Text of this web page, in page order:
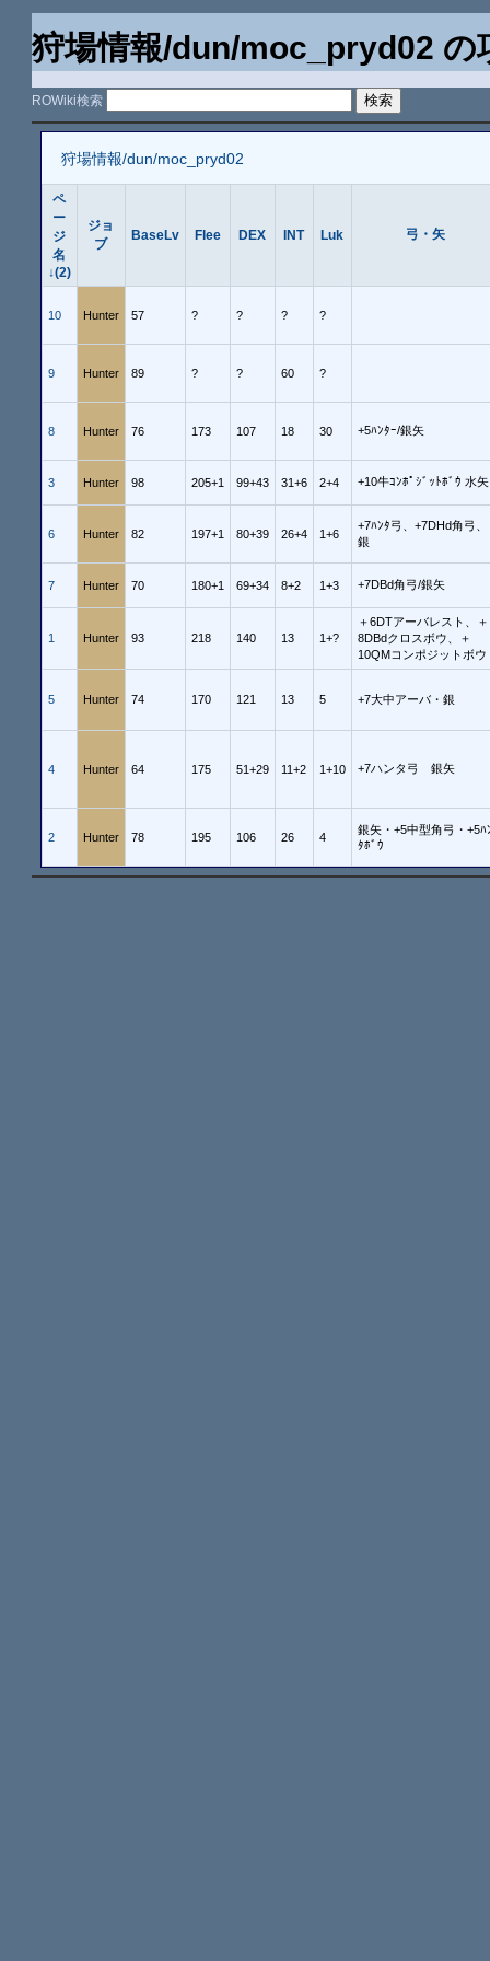
狩場情報/dun/moc_pryd02 の
ROWiki検索
狩場情報/dun/moc_pryd02
ペ
ー
ジ
名
↓(2)
ジョ
ブ
BaseLv Flee DEX INT Luk 弓・矢
10 Hunter 57 ? ? ? ?
9 Hunter 89 ? ? 60 ?
8 Hunter 76 173 107 18 30 +5ﾊﾝﾀｰ/銀矢
3 Hunter 98 205+1 99+43 31+6 2+4 +10牛ｺﾝﾎﾟｼﾞｯﾄﾎﾞｳ 水矢
6 Hunter 82 197+1 80+39 26+4 1+6
+7ﾊﾝﾀ弓、+7DHd角弓、
銀
7 Hunter 70 180+1 69+34 8+2 1+3 +7DBd角弓/銀矢
1 Hunter 93 218 140 13 1+?
＋6DTアーバレスト、＋
8DBdクロスボウ、＋
10QMコンポジットボウ
5 Hunter 74 170 121 13 5 +7大中アーバ・銀
4 Hunter 64 175 51+29 11+2 1+10 +7ハンタ弓 銀矢
2 Hunter 78 195 106 26 4
銀矢・+5中型角弓・+5ﾊ
ﾀﾎﾞｳ